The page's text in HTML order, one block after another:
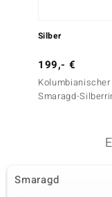
Silber
199,- €
Kolumbianischer
Smaragd-
Smaragd